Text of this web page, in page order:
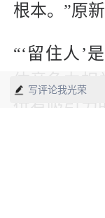
根本。”原新
“‘留住人’
体竞争力
供有吸引力
写评论我光荣